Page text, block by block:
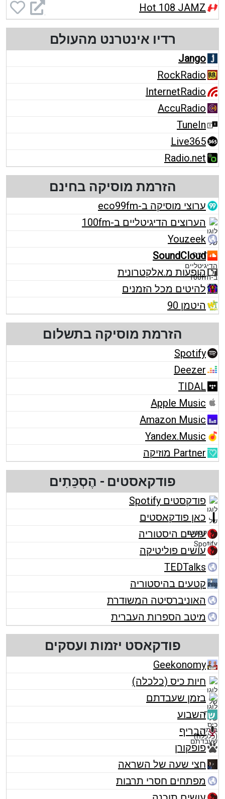
Hot 108 JAMZ
רדיו אינטרנט מהעולם
Jango
RockRadio
InternetRadio
AccuRadio
TuneIn
Live365
Radio.net
הזרמת מוסיקה בחינם
ערוצי מוסיקה ב-eco99fm
הערוצים הדיגיטליים ב-100fm
Youzeek
SoundCloud
הופעות מ.אלקטרונית
להיטים מכל הזמנים
היטמן 90
הזרמת מוסיקה בתשלום
Spotify
Deezer
TIDAL
Apple Music
Amazon Music
Yandex.Music
Partner מוזיקה
פודקאסטים - הֶסְכֵּתִים
פודקסטים Spotify
כאן פודקאסטים
עושים היסטוריה
עושים פוליטיקה
TEDTalks
קטעים בהיסטוריה
האוניברסיטה המשודרת
מיטב הספרות העברית
פודקאסט יזמות ועסקים
Geekonomy
חיות כיס (כלכלה)
בזמן שעבדתם
השבוע
הבריף
פופקורן
חצי שעה של השראה
מפתחים חסרי תרבות